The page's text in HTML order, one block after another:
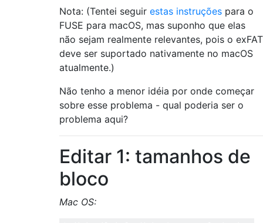
Nota: (Tentei seguir estas instruções para o
FUSE para macOS, mas suponho que elas
não sejam realmente relevantes, pois o exFAT
deve ser suportado nativamente no macOS
atualmente.)
Não tenho a menor idéia por onde começar
sobre esse problema - qual poderia ser o
problema aqui?
Editar 1: tamanhos de
bloco
Mac OS: